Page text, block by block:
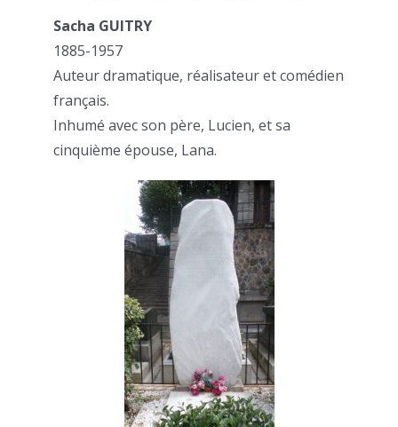
Sacha GUITRY
1885-1957
Auteur dramatique, réalisateur et comédien
français.
Inhumé avec son père, Lucien, et sa
cinquième épouse, Lana.